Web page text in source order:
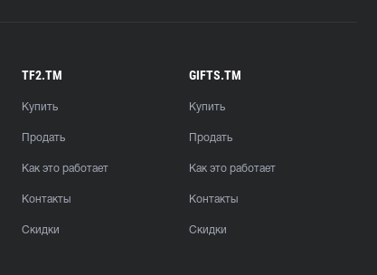
TF2.TM
Купить
Продать
Как это работает
Контакты
Скидки
GIFTS.TM
Купить
Продать
Как это работает
Контакты
Скидки